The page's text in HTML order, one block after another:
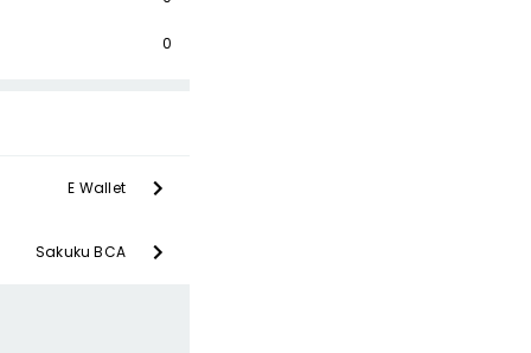
0
E Wallet
Sakuku BCA